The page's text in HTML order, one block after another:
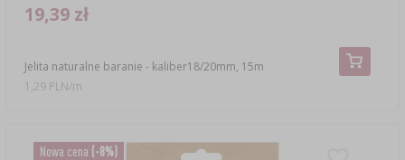
Jelita naturalne baranie - kaliber18/20mm, 15m
19,39 zł
1,29 PLN/m
Nowa cena (-8%)